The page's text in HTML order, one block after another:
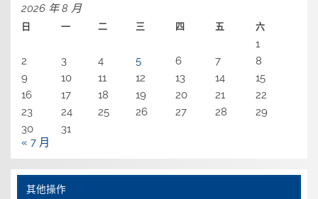
2026 年 8 月
日 一 二 三 四 五 六
1
2
3 4 5 6 7
8
9
10 11 12 13 14
15
16
17 18 19 20 21
22
23
24 25 26 27 28
29
30
31
« 7 月
其他操作